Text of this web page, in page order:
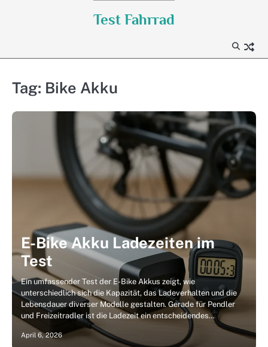
Test Fahrrad
Tag: Bike Akku
E-Bike Akku Ladezeiten im
Test
Ein umfassender Test der E-Bike Akkus zeigt, wie
unterschiedlich sich die Kapazität, das Ladeverhalten und die
Lebensdauer diverser Modelle gestalten. Gerade für Pendler
und Freizeitradler ist die Ladezeit ein entscheidendes…
April 6, 2026